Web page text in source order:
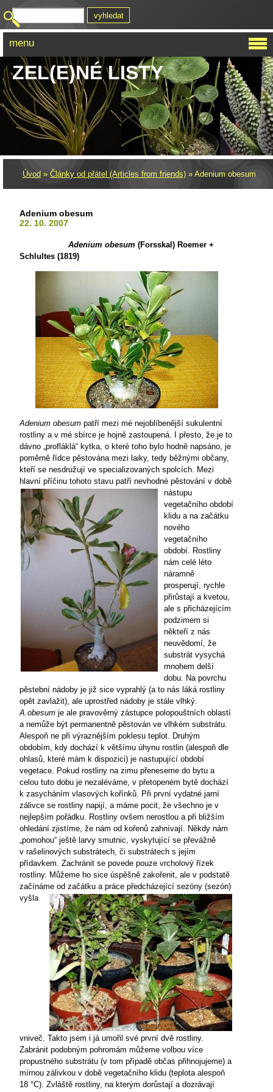
ZEL(E)NÉ LISTY
Úvod » Články od přátel (Articles from friends) » Adenium obesum
Adenium obesum
22. 10. 2007
Adenium obesum (Forsskal) Roemer +
Schlultes (1819)
Adenium obesum patří mezi mé nejoblíbenější sukulentní
rostliny a v mé sbírce je hojně zastoupená. I přesto, že je to
dávno „profláklá“ kytka, o které toho bylo hodně napsáno, je
poměrně řídce pěstována mezi laiky, tedy běžnými občany,
kteří se nesdružují ve specializovaných spolcích. Mezi
hlavní příčinu tohoto stavu patří nevhodné pěstování v době
nástupu
vegetačního období
klidu a na začátku
nového
vegetačního
období. Rostliny
nám celé léto
náramně
prosperují, rychle
přirůstají a kvetou,
ale s přicházejícím
podzimem si
někteří z nás
neuvědomí, že
substrát vysychá
mnohem delší
dobu. Na povrchu
pěstební nádoby je již sice vyprahlý (a to nás láká rostliny
opět zavlažit), ale uprostřed nádoby je stále vlhký.
A.obesum je ale pravověrný zástupce polopouštních oblastí
a nemůže být permanentně pěstován ve vlhkém substrátu.
Alespoň ne při výraznějším poklesu teplot. Druhým
obdobím, kdy dochází k většímu úhynu rostlin (alespoň dle
ohlasů, které mám k dispozici) je nastupující období
vegetace. Pokud rostliny na zimu přeneseme do bytu a
celou tuto dobu je nezaléváme, v přetopeném bytě dochází
k zasycháním vlasových kořínků. Při první vydatné jarní
zálivce se rostliny napijí, a máme pocit, že všechno je v
nejlepším pořádku. Rostliny ovšem nerostlou a při bližším
ohledání zjistíme, že nám od kořenů zahnívají. Někdy nám
„pomohou“ ještě larvy smutnic, vyskytující se převážně
v rašelinových substrátech, či substrátech s jejím
přídavkem. Zachránit se povede pouze vrcholový řízek
rostliny. Můžeme ho sice úspěšně zakořenit, ale v podstatě
začínáme od začátku apráce předcházející sezóny (sezón)
vyšla
vniveč. Takto jsem i já umořil své první dvě rostliny.
Zabránit podobným pohromám můžeme volbou více
propustného substrátu (v tom případě občas přihnojujeme) a
mírnou zálivkou v době vegetačního klidu (teplota alespoň
18 °C). Zvláště rostliny, na kterým dorůstají a dozrávají
menu